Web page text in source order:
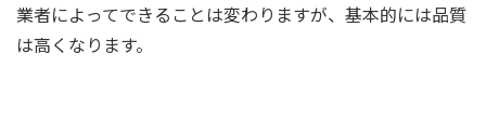
業者によってできることは変わりますが、基本的には品質
は高くなります。